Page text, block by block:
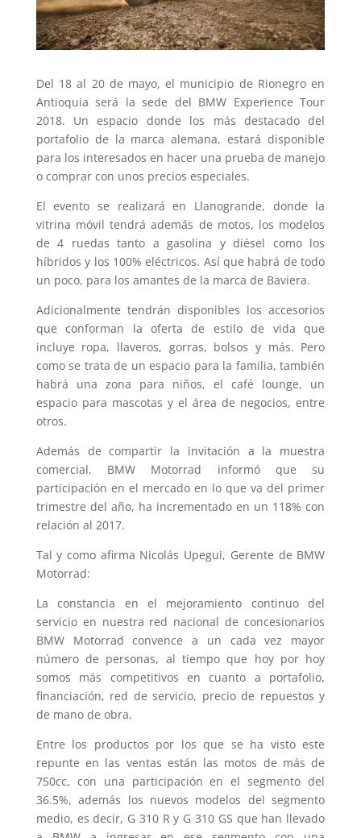
Del 18 al 20 de mayo, el municipio de Rionegro en
Antioquia será la sede del BMW Experience Tour
2018. Un espacio donde los más destacado del
portafolio de la marca alemana, estará disponible
para los interesados en hacer una prueba de manejo
o comprar con unos precios especiales.
El evento se realizará en Llanogrande, donde la
vitrina móvil tendrá además de motos, los modelos
de 4 ruedas tanto a gasolina y diésel como los
híbridos y los 100% eléctricos. Así que habrá de todo
un poco, para los amantes de la marca de Baviera.
Adicionalmente tendrán disponibles los accesorios
que conforman la oferta de estilo de vida que
incluye ropa, llaveros, gorras, bolsos y más. Pero
como se trata de un espacio para la familia, también
habrá una zona para niños, el café lounge, un
espacio para mascotas y el área de negocios, entre
otros.
Además de compartir la invitación a la muestra
comercial, BMW Motorrad informó que su
participación en el mercado en lo que va del primer
trimestre del año, ha incrementado en un 118% con
relación al 2017.
Tal y como afirma Nicolás Upegui, Gerente de BMW
Motorrad:
La constancia en el mejoramiento continuo del
servicio en nuestra red nacional de concesionarios
BMW Motorrad convence a un cada vez mayor
número de personas, al tiempo que hoy por hoy
somos más competitivos en cuanto a portafolio,
financiación, red de servicio, precio de repuestos y
de mano de obra.
Entre los productos por los que se ha visto este
repunte en las ventas están las motos de más de
750cc, con una participación en el segmento del
36.5%, además los nuevos modelos del segmento
medio, es decir, G 310 R y G 310 GS que han llevado